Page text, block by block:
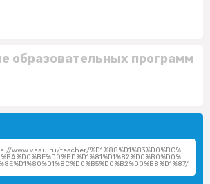
образовательных программ
www.vsau.ru/teacher/